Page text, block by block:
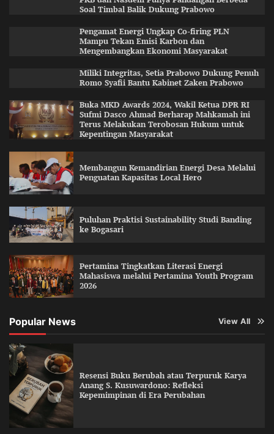
Soal Timbal Balik Dukung Prabowo
Pengamat Energi Ungkap Co-firing PLN
Mampu Tekan Emisi Karbon dan
Mengembangkan Ekonomi Masyarakat
Miliki Integritas, Setia Prabowo Dukung Penuh
Romo Syafii Bantu Kabinet Zaken Prabowo
Buka MKD Awards 2024, Wakil Ketua DPR RI
Sufmi Dasco Ahmad Berharap Mahkamah ini
Terus Melakukan Terobosan Hukum untuk
Kepentingan Masyarakat
Membangun Kemandirian Energi Desa Melalui
Penguatan Kapasitas Local Hero
Puluhan Praktisi Sustainability Studi Banding
ke Bogasari
Pertamina Tingkatkan Literasi Energi
Mahasiswa melalui Pertamina Youth Program
2026
Popular News View All
Resensi Buku Berubah atau Terpuruk Karya
Anang S. Kusuwardono: Refleksi
Kepemimpinan di Era Perubahan